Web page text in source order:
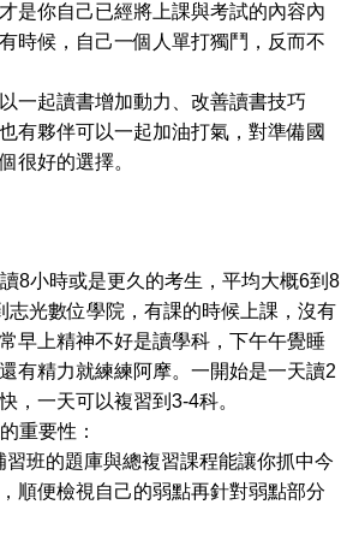
是你自己已經將上課與考試的內容內
時候，自己一個人單打獨鬥，反而不
一起讀書增加動力、改善讀書技巧
有夥伴可以一起加油打氣，對準備國
很好的選擇。
8小時或是更久的考生，平均大概6到 8
志光數位學院，有課的時候上課，沒有
早上精神不好是讀學科，下午午覺睡
有精力就練練阿摩。一開始是一天讀2
，一天可以複習到 3-4科。
重要性：
習班的題庫與總複習課程能讓你抓中今
順便檢視自己的弱點再針對弱點部分